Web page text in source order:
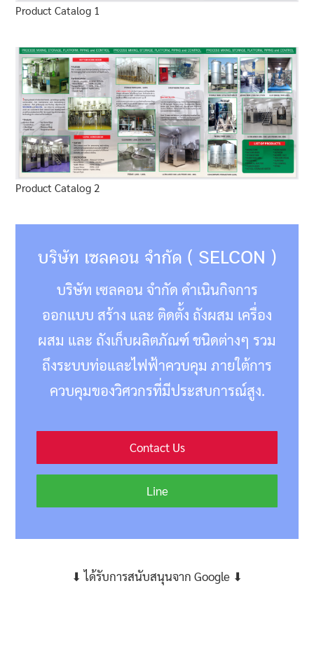
Product Catalog 1
Product Catalog 2
บริษัท เซลคอน จำกัด ( SELCON )
บริษัท เซลคอน จำกัด ดำเนินกิจการ
ออกแบบ สร้าง และ ติดตั้ง ถังผสม เครื่อง
ผสม และ ถังเก็บผลิตภัณฑ์ ชนิดต่างๆ รวม
ถึงระบบท่อและไฟฟ้าควบคุม ภายใต้การ
ควบคุมของวิศวกรที่มีประสบการณ์สูง.
Contact Us
Line
⬇ ได้รับการสนับสนุนจาก Google ⬇